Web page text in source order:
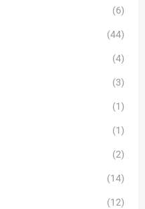
(6)
(44)
(4)
(3)
(1)
(1)
(2)
(14)
(12)